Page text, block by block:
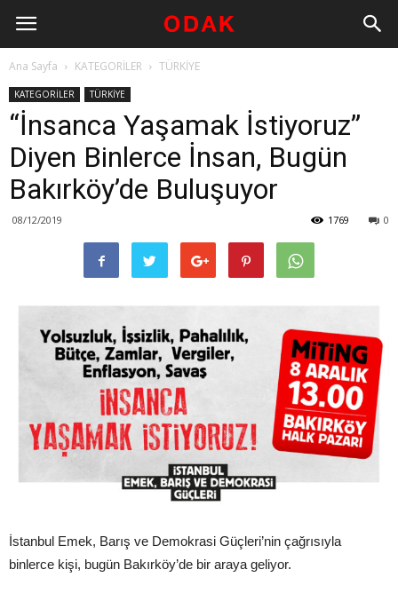
Ana Sayfa KATEGORİLER TÜRKİYE
KATEGORİLER TÜRKİYE
“İnsanca Yaşamak İstiyoruz”
Diyen Binlerce İnsan, Bugün
Bakırköy’de Buluşuyor
08/12/2019 0
1769
İstanbul Emek, Barış ve Demokrasi Güçleri’nin çağrısıyla
binlerce kişi, bugün Bakırköy’de bir araya geliyor.